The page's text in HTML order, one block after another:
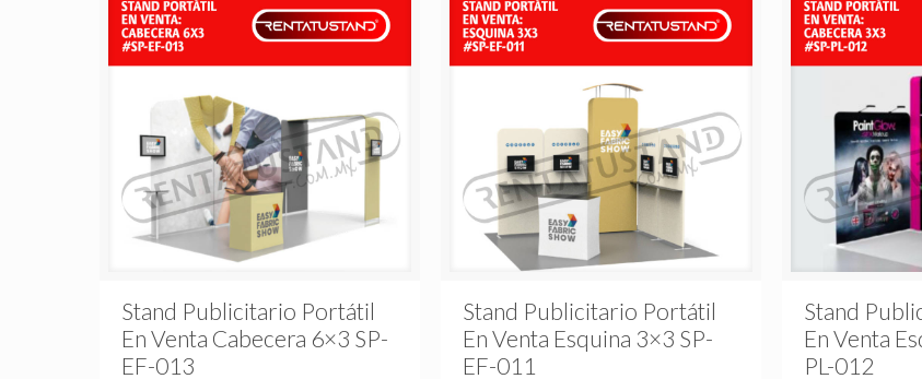
Stand Publicitario Portátil
En Venta Cabecera 6×3 SP-
EF-013
Stand Publicitario Portátil
En Venta Esquina 3×3 SP-
EF-011
Stand
En Venta
PL-012